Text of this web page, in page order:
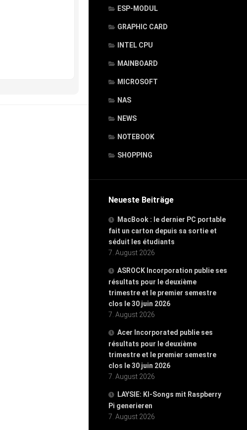
ESP-MODUL
GRAPHIC CARD
INTEL CPU
MAINBOARD
MICROSOFT
NAS
NEWS
NOTEBOOK
SHOPPING
Neueste Beiträge
MacBook : le dernier PC portable
fait un carton depuis sa sortie et
séduit les étudiants
7. August 2026
ASROCK Incorporation publie ses
résultats pour le deuxième
trimestre et le premier semestre
clos le 30 juin 2026
7. August 2026
Acer Incorporated publie ses
résultats pour le deuxième
trimestre et le premier semestre
clos le 30 juin 2026
7. August 2026
LAYSIE: KI-Songs mit Raspberry
Pi generieren
7. August 2026